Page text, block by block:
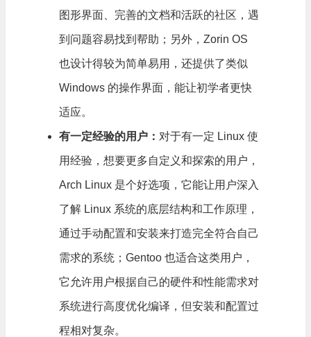
图形界面、完善的文档和活跃的社区，遇
到问题容易找到帮助；另外，Zorin OS
也设计得较为简单易用，还提供了类似
Windows 的操作界面，能让初学者更快
适应。
有一定经验的用户： 对于有一定 Linux 使
用经验，想要更多自定义和探索的用户，
Arch Linux 是个好选项，它能让用户深入
了解 Linux 系统的底层结构和工作原理，
通过手动配置和安装来打造完全符合自己
需求的系统；Gentoo 也适合这类用户，
它允许用户根据自己的硬件和性能需求对
系统进行高度优化编译，但安装和配置过
程相对复杂。